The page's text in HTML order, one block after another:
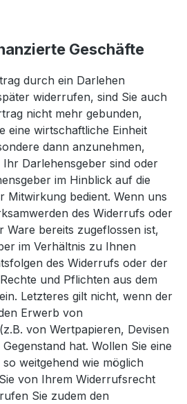
Geschäfte
durch ein Darlehen
widerrufen, sind Sie auch
nicht mehr gebunden,
eine wirtschaftliche Einheit
dann anzunehmen,
Darlehensgeber sind oder
im Hinblick auf die
Mitwirkung bedient. Wenn uns
des Widerrufs oder
Ware bereits zugeflossen ist,
im Verhältnis zu Ihnen
des Widerrufs oder der
und Pflichten aus dem
Letzteres gilt nicht, wenn der
Erwerb von
von Wertpapieren, Devisen
hat. Wollen Sie eine
weitgehend wie möglich
von Ihrem Widerrufsrecht
Sie zudem den